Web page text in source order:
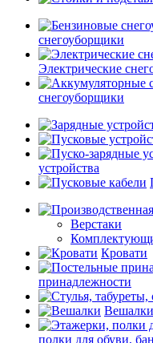
снегоуборщики
Электрические
снегоуборщики
устройства
Верстаки
Кровати
принадлежности
Вешалки
полки для обуви,